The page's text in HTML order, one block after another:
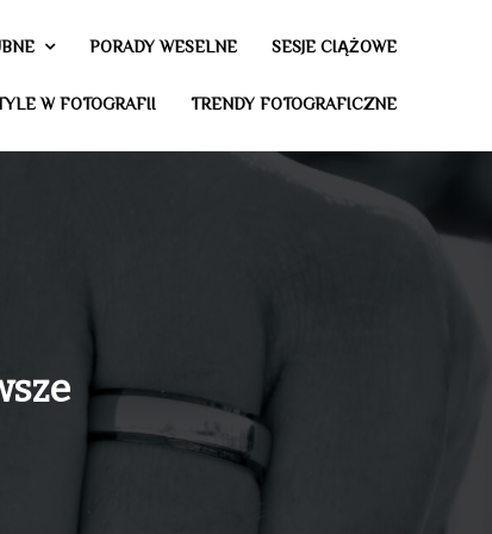
PORADY WESELNE SESJE CIĄŻOWE
W FOTOGRAFII TRENDY FOTOGRAFICZNE